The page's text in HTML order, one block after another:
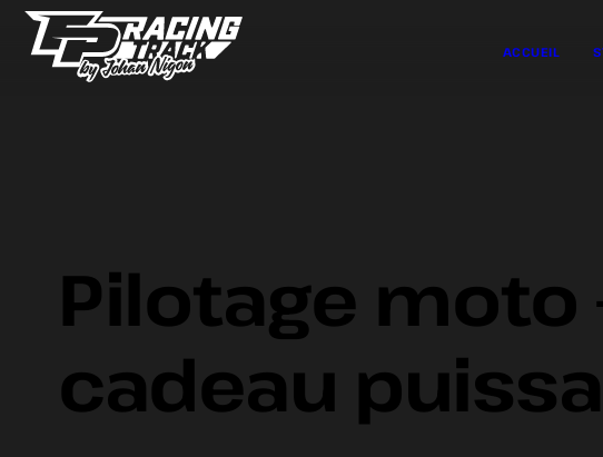
ACCUEIL
Pilotage moto
cadeau